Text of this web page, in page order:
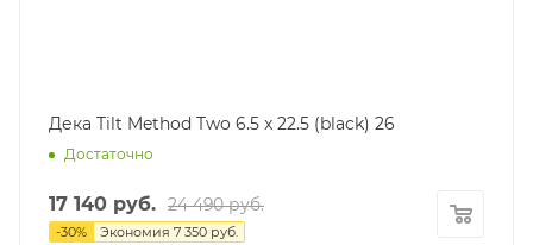
Дека Tilt Method Two 6.5 x 22.5 (black) 26
Достаточно
17 140 руб. 24 490руб.
-30% Экономия 7 350 руб.